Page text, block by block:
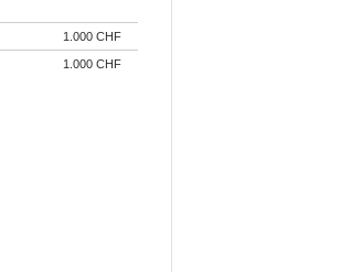
1.000 CHF
1.000 CHF